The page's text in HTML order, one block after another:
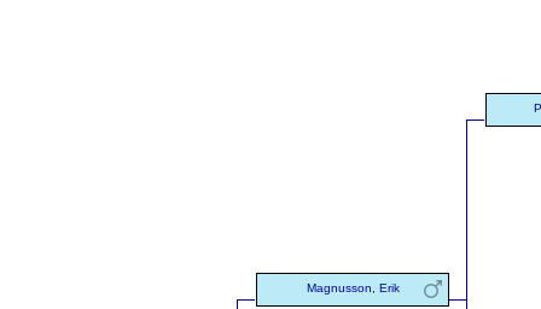
Magnusson, Erik